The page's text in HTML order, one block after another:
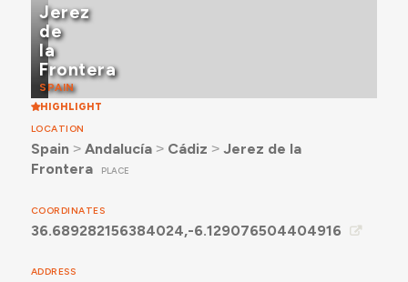
Jerez
de
la
Frontera
SPAIN
HIGHLIGHT
LOCATION
Spain ˃ Andalucía˃ Cádiz ˃ Jerez de la
Frontera
PLACE
COORDINATES
36.689282156384024,-6.129076504404916
ADDRESS